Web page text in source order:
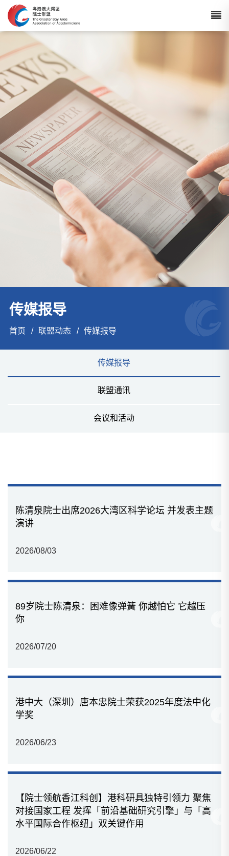
传媒报导
首页 联盟动态 传媒报导
传媒报导
联盟通讯
会议和活动
陈清泉院士出席2026大湾区科学论坛 并发表主题
演讲
2026/08/03
89岁院士陈清泉：困难像弹簧 你越怕它 它越压
你
2026/07/20
港中大（深圳）唐本忠院士荣获2025年度法中化
学奖
2026/06/23
【院士领航香江科创】港科研具独特引领力 聚焦
对接国家工程 发挥「前沿基础研究引擎」与「高
水平国际合作枢纽」双关键作用
2026/06/22